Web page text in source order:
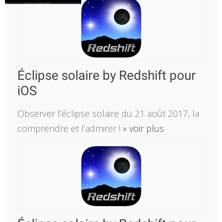
Éclipse solaire by Redshift pour
iOS
Observer l’éclipse solaire du 21 août 2017, la
comprendre et l’admirer ! » voir plus